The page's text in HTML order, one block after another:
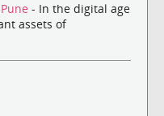
- In the digital age
assets of